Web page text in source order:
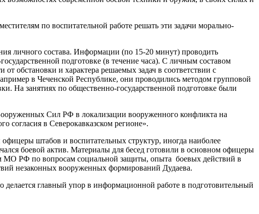
по воспитательной работе решать эти задачи морально-
личного состава. Информации (по 15-20 минут) проводить
подготовке (в течение часа). С личным составом
обстановки и характера решаемых задач в соответствии с
в Чеченской Республике, они проводились методом групповой
На занятиях по общественно-государственной подготовке были
Сил РФ в локализации вооруженного конфликта на
согласия в Северокавказском регионе».
штабов и воспитательных структур, иногда наиболее
боевой актив. Материалы для бесед готовили в основном офицеры
МО РФ по вопросам социальной защиты, опыта боевых действий в
незаконных вооруженных формирований Дудаева.
главный упор в информационной работе в подготовительный